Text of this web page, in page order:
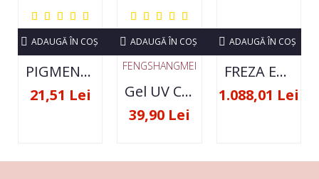
PIGMENT NEON SET 12 CULORI
21,51 Lei
ADAUGĂ ÎN COŞ
FENGSHANGMEI
Gel UV Constructie FSM 50ML - 07
39,90 Lei
ADAUGĂ ÎN COŞ
FREZA ELECTRICA STRONG 210 35000 RPM- ORIGINALA
1.088,01 Lei
ADAUGĂ ÎN COŞ